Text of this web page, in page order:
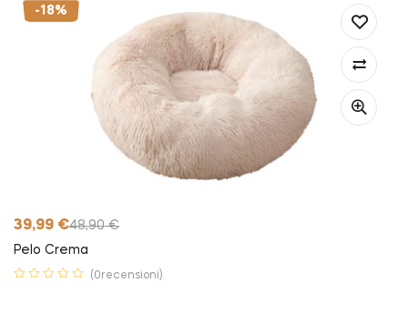
-18%
48,90€
39,99 €
Pelo Crema
(0recensioni)